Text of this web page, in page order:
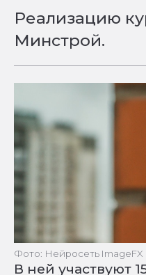
Реализацию
Минстрой.
Фото: Нейросеть ImageFX
В ней участвуют